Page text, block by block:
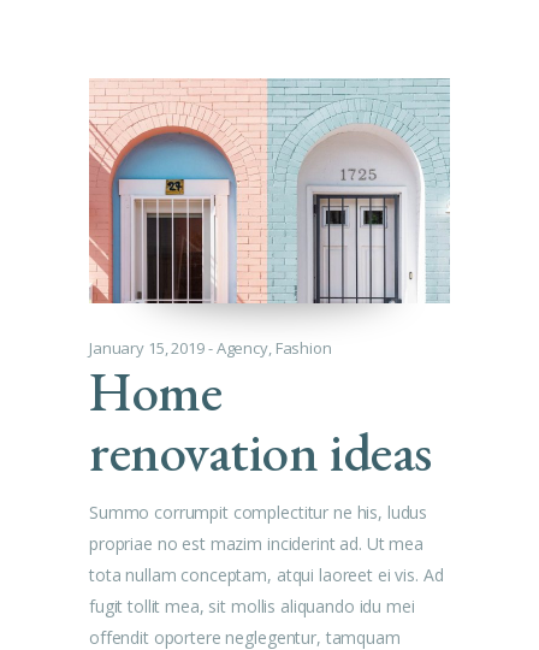
January 15, 2019 Agency, Fashion
Home
renovation ideas
Summo corrumpit complectitur ne his, ludus
propriae no est mazim inciderint ad. Ut mea
tota nullam conceptam, atqui laoreet ei vis. Ad
fugit tollit mea, sit mollis aliquando idu mei
offendit oportere neglegentur, tamquam